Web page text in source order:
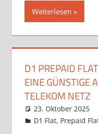
Weiterlesen
D1 PREPAID
EINE GÜNSTIGE
TELEKOM NETZ
23. Oktober 2025
D1 Flat, Prepaid